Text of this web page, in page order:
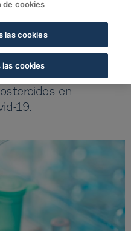
un nuevo
la Covid-19
una investigación
en
19.
de cookies
las cookies
cookies